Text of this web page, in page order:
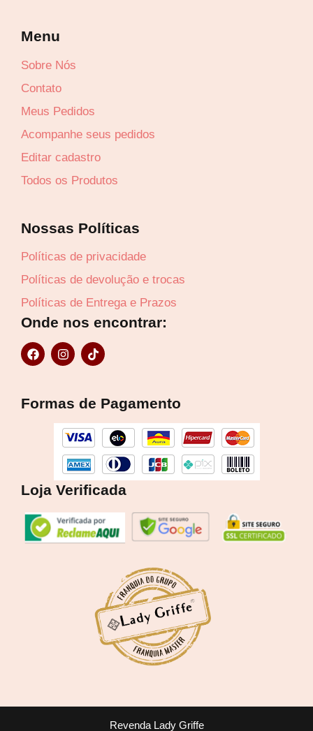
R$ 651,36
Compre por
R$475,49
6x deR$79,25sem juros
Menu
Sobre Nós
Contato
Meus Pedidos
Acompanhe seus pedidos
Editar cadastro
Todos os Produtos
Nossas Políticas
Políticas de privacidade
Políticas de devolução e trocas
Políticas de Entrega e Prazos
Onde nos encontrar:
F
a
o
I
n
g
a
m
T
i
k
Formas de Pagamento
Loja Verificada
Revenda Lady Griffe